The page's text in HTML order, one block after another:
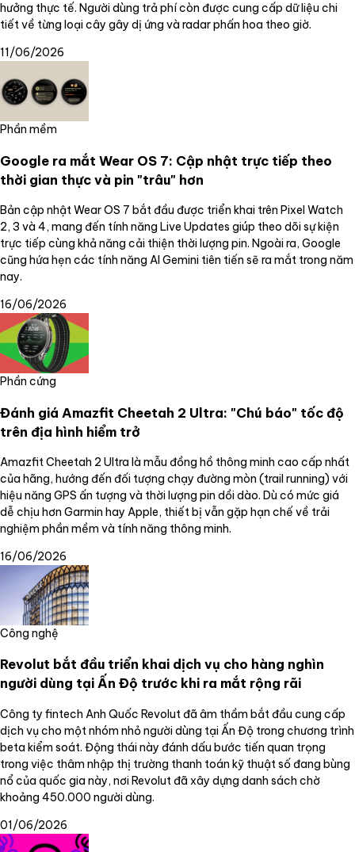
hưởng thực tế. Người dùng trả phí còn được cung cấp dữ liệu chi
tiết về từng loại cây gây dị ứng và radar phấn hoa theo giờ.
11/06/2026
Phần mềm
Google ra mắt Wear OS 7: Cập nhật trực tiếp theo
thời gian thực và pin "trâu" hơn
Bản cập nhật Wear OS 7 bắt đầu được triển khai trên Pixel Watch
2, 3 và 4, mang đến tính năng Live Updates giúp theo dõi sự kiện
trực tiếp cùng khả năng cải thiện thời lượng pin. Ngoài ra, Google
cũng hứa hẹn các tính năng AI Gemini tiên tiến sẽ ra mắt trong năm
nay.
16/06/2026
Phần cứng
Đánh giá Amazfit Cheetah 2 Ultra: "Chú báo" tốc độ
trên địa hình hiểm trở
Amazfit Cheetah 2 Ultra là mẫu đồng hồ thông minh cao cấp nhất
của hãng, hướng đến đối tượng chạy đường mòn (trail running) với
hiệu năng GPS ấn tượng và thời lượng pin dồi dào. Dù có mức giá
dễ chịu hơn Garmin hay Apple, thiết bị vẫn gặp hạn chế về trải
nghiệm phần mềm và tính năng thông minh.
16/06/2026
Công nghệ
Revolut bắt đầu triển khai dịch vụ cho hàng nghìn
người dùng tại Ấn Độ trước khi ra mắt rộng rãi
Công ty fintech Anh Quốc Revolut đã âm thầm bắt đầu cung cấp
dịch vụ cho một nhóm nhỏ người dùng tại Ấn Độ trong chương trình
beta kiểm soát. Động thái này đánh dấu bước tiến quan trọng
trong việc thâm nhập thị trường thanh toán kỹ thuật số đang bùng
nổ của quốc gia này, nơi Revolut đã xây dựng danh sách chờ
khoảng 450.000 người dùng.
01/06/2026